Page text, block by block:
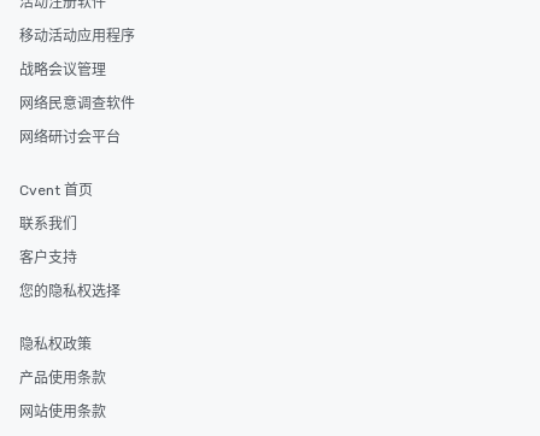
移动活动应用程序
战略会议管理
网络民意调查软件
网络研讨会平台
Cvent 首页
联系我们
客户支持
您的隐私权选择
隐私权政策
产品使用条款
网站使用条款